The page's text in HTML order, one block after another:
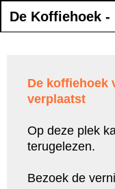
De Koffiehoek
De koffiehoek
verplaatst
Op deze plek
terugelezen.
Bezoek de